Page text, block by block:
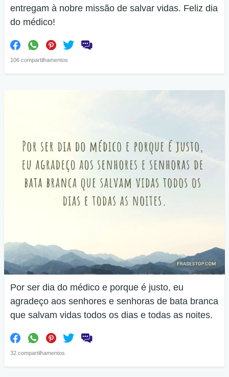
entregam à nobre missão de salvar vidas. Feliz dia
do médico!
106 compartilhamentos
Por ser dia do médico e porque é justo, eu
agradeço aos senhores e senhoras de bata branca
que salvam vidas todos os dias e todas as noites.
32 compartilhamentos